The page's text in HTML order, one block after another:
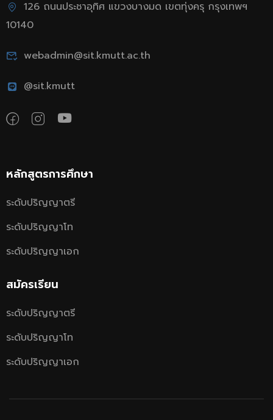
126 ถนนประชาอุทิศ แขวงบางมด เขตทุ่งครุ กรุงเทพฯ
10140
webadmin@sit.kmutt.ac.th
@sit.kmutt
หลักสูตรการศึกษา
ระดับปริญญาตรี
ระดับปริญญาโท
ระดับปริญญาเอก
สมัครเรียน
ระดับปริญญาตรี
ระดับปริญญาโท
ระดับปริญญาเอก